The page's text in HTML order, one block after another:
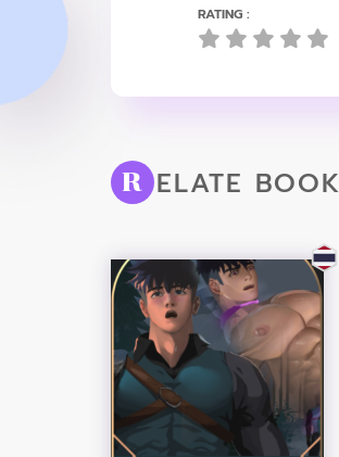
RATING :
R ELATE BOOK